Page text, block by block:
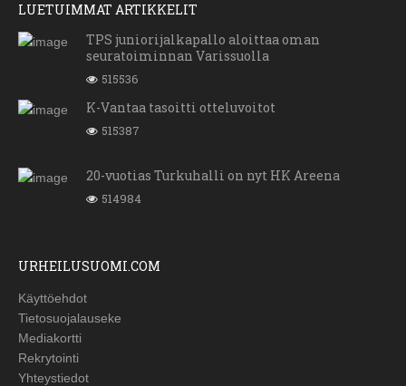
LUETUIMMAT ARTIKKELIT
TPS juniorijalkapallo aloittaa oman
seuratoiminnan Varissuolla
515536
K-Vantaa tasoitti otteluvoitot
515387
20-vuotias Turkuhalli on nyt HK Areena
514984
URHEILUSUOMI.COM
Käyttöehdot
Tietosuojalauseke
Mediakortti
Rekrytointi
Yhteystiedot